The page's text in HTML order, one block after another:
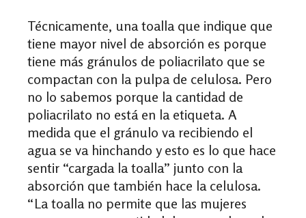
Técnicamente, una toalla que indique que
tiene mayor nivel de absorción es porque
tiene más gránulos de poliacrilato que se
compactan con la pulpa de celulosa. Pero
no lo sabemos porque la cantidad de
poliacrilato no está en la etiqueta. A
medida que el gránulo va recibiendo el
agua se va hinchando y esto es lo que hace
sentir “cargada la toalla” junto con la
absorción que también hace la celulosa.
“La toalla no permite que las mujeres